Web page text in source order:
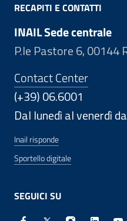
RECAPITI E CONTATTI
INAIL Sede centrale
P.le Pastore 6, 00144
Contact Center
(+39) 06.6001
Dal lunedì al venerdì
Inail risponde
Sportello digitale
SEGUICI SU